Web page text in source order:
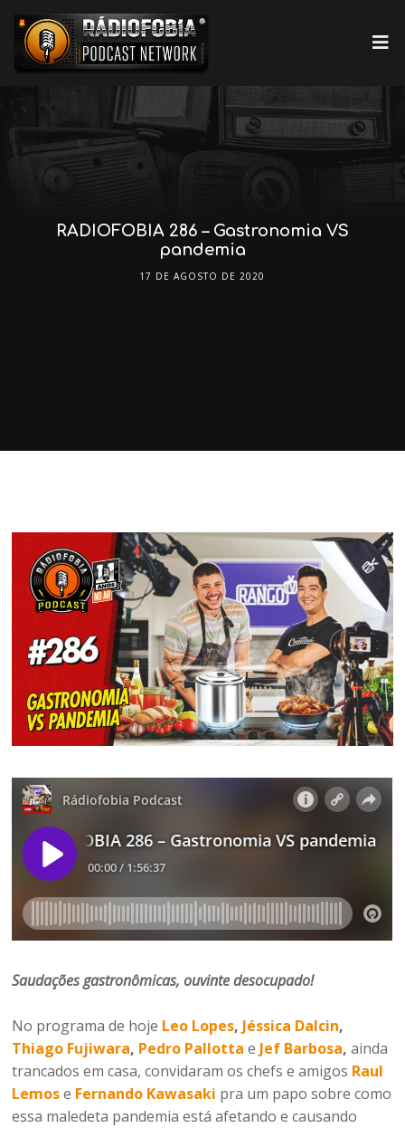
RADIOFOBIA 286 – Gastronomia VS
pandemia
17 DE AGOSTO DE 2020
Saudações gastronômicas, ouvinte desocupado!
No programa de hoje Leo Lopes, Jéssica Dalcin,
Thiago Fujiwara, Pedro Pallotta e Jef Barbosa,ainda
trancados em casa, convidaram os chefs e amigos Raul
Lemose Fernando Kawasaki pra um papo sobre como
essa maledeta pandemia está afetando e causando